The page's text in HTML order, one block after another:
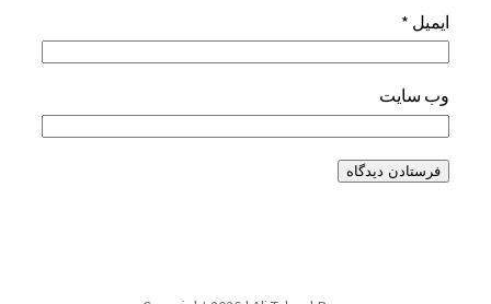
ایمیل *
وب‌ سایت